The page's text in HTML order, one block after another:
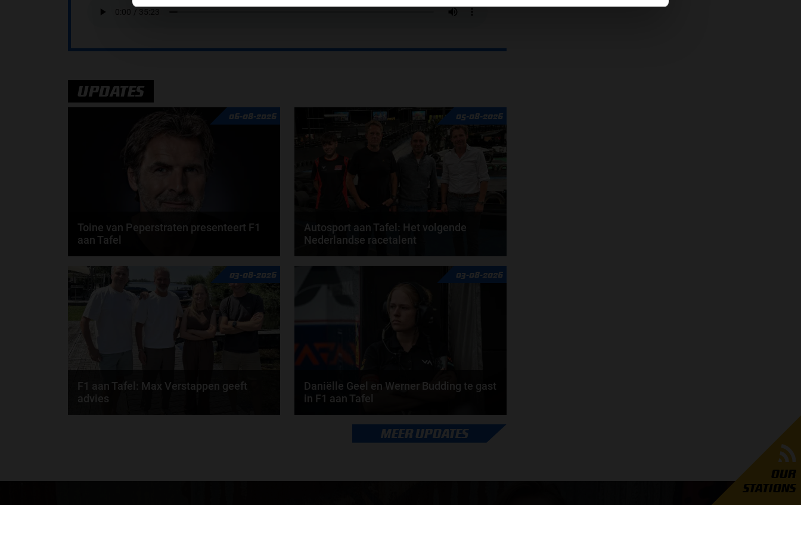
OUR
STATIONS
UPDATES
06-08-2026
Toine van Peperstraten presenteert F1
aan Tafel
Rob van Someren, Beitske Visser en Frans
Verschuur schuiven aan in de nieuwe F1 aan Tafel.
Iedere...
door
05-08-2026
Autosport aan Tafel: Het volgende
Nederlandse racetalent
Hoe klim je naar te top in de racewereld? Wat is er
nodig om alles uit je carrière te halen? En hoe...
03-08-2026
F1 aan Tafel: Max Verstappen geeft
advies
03-08-2026
Daniëlle Geel en Werner Budding te gast
in F1 aan Tafel
Daniëlle Geel, Werner Budding en Ronald Molendijk
schuiven aan in de nieuwe F1 aan Tafel. Maandag...
MEER UPDATES